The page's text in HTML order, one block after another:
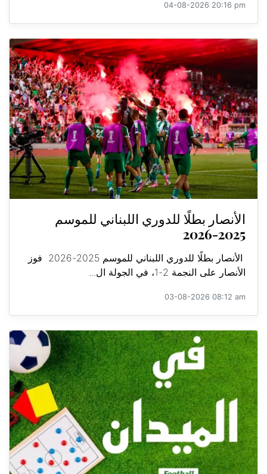
04-08-2026 20:16 pm
الأنصار بطلًا للدوري اللبناني للموسم
2025-2026
الأنصار بطلًا للدوري اللبناني للموسم 2025-2026 فوز
الأنصار على النجمة 2-1، في الجولة ال...
03-08-2026 08:12 am